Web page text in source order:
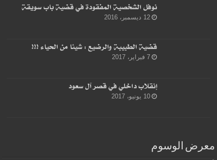
نوفل الشخصية المفقودة في قضية باب سويقة
12 ديسمبر، 2016
قضية الطبيبة والرضيع : شيئا من الحياء !!!
7 فبراير، 2017
إنقلاب داخلي في قصر آل سعود
10 يونيو، 2017
معرض الوسوم